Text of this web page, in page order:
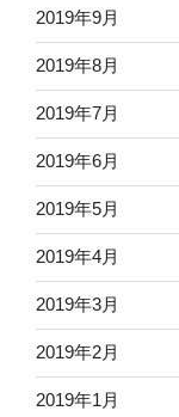
2019年9月
2019年8月
2019年7月
2019年6月
2019年5月
2019年4月
2019年3月
2019年2月
2019年1月